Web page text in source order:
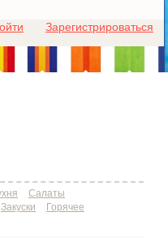
Зарегистрироваться
Салаты
Закуски
Горячее
предложений по